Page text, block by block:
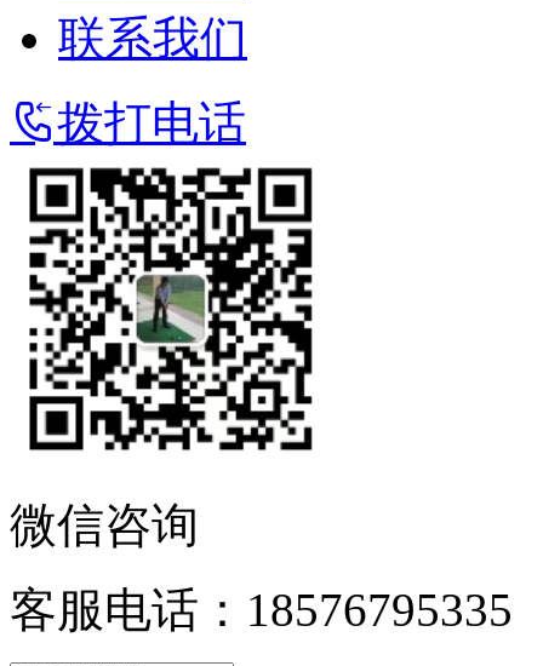
联系我们
拨打电话
微信咨询
客服电话：18576795335